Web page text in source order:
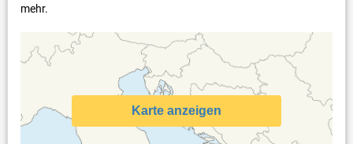
mehr.
Karte anzeigen